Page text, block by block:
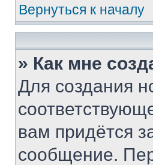
Вернуться к началу
» Как мне
Для создания
вам придётся
сообщение.